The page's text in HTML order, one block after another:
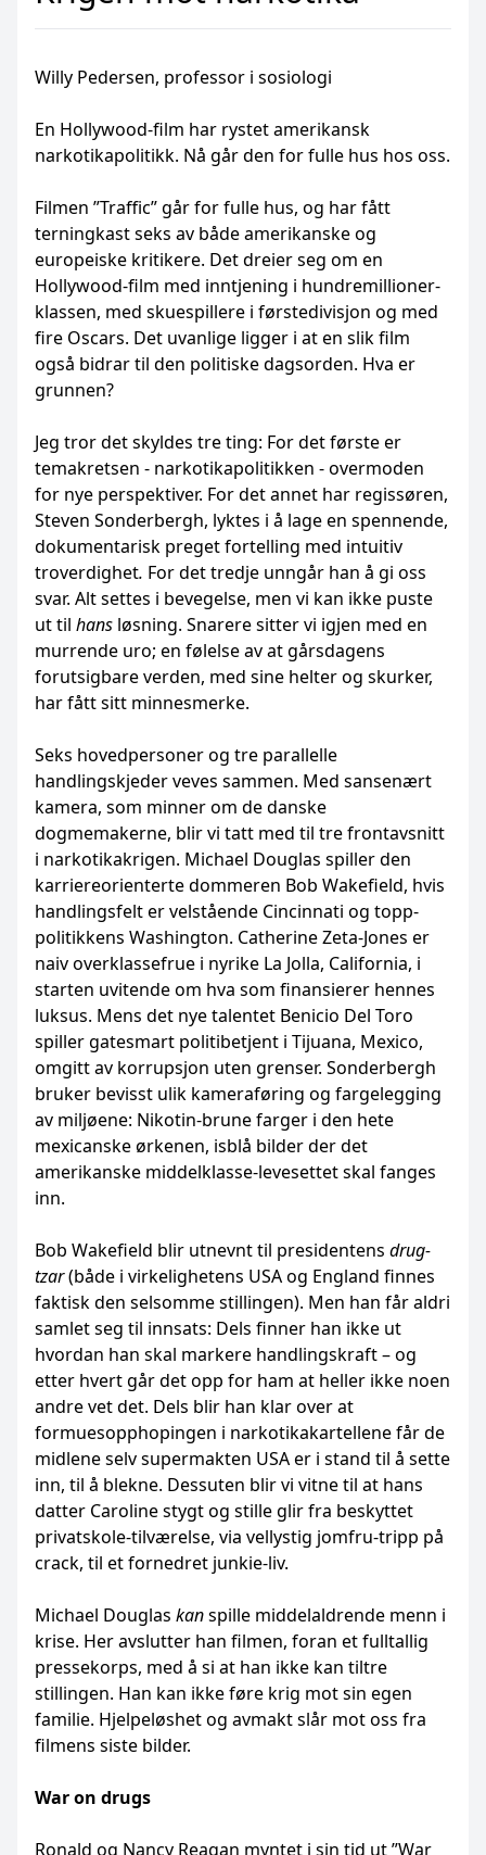
Willy Pedersen, professor i sosiologi
En Hollywood-film har rystet amerikansk
narkotikapolitikk. Nå går den for fulle hus hos oss.
Filmen ”Traffic” går for fulle hus, og har fått
terningkast seks av både amerikanske og
europeiske kritikere. Det dreier seg om en
Hollywood-film med inntjening i hundremillioner-
klassen, med skuespillere i førstedivisjon og med
fire Oscars. Det uvanlige ligger i at en slik film
også bidrar til den politiske dagsorden. Hva er
grunnen?
Jeg tror det skyldes tre ting: For det første er
temakretsen - narkotikapolitikken - overmoden
for nye perspektiver. For det annet har regissøren,
Steven Sonderbergh, lyktes i å lage en spennende,
dokumentarisk preget fortelling med intuitiv
troverdighet. For det tredje unngår han å gi oss
svar. Alt settes i bevegelse, men vi kan ikke puste
ut til hans løsning. Snarere sitter vi igjen med en
murrende uro; en følelse av at gårsdagens
forutsigbare verden, med sine helter og skurker,
har fått sitt minnesmerke.
Seks hovedpersoner og tre parallelle
handlingskjeder veves sammen. Med sansenært
kamera, som minner om de danske
dogmemakerne, blir vi tatt med til tre frontavsnitt
i narkotikakrigen. Michael Douglas spiller den
karriereorienterte dommeren Bob Wakefield, hvis
handlingsfelt er velstående Cincinnati og topp-
politikkens Washington. Catherine Zeta-Jones er
naiv overklassefrue i nyrike La Jolla, California, i
starten uvitende om hva som finansierer hennes
luksus. Mens det nye talentet Benicio Del Toro
spiller gatesmart politibetjent i Tijuana, Mexico,
omgitt av korrupsjon uten grenser. Sonderbergh
bruker bevisst ulik kameraføring og fargelegging
av miljøene: Nikotin-brune farger i den hete
mexicanske ørkenen, isblå bilder der det
amerikanske middelklasse-levesettet skal fanges
inn.
Bob Wakefield blir utnevnt til presidentens drug-
tzar(både i virkelighetens USA og England finnes
faktisk den selsomme stillingen). Men han får aldri
samlet seg til innsats: Dels finner han ikke ut
hvordan han skal markere handlingskraft – og
etter hvert går det opp for ham at heller ikke noen
andre vet det. Dels blir han klar over at
formuesopphopingen i narkotikakartellene får de
midlene selv supermakten USA er i stand til å sette
inn, til å blekne. Dessuten blir vi vitne til at hans
datter Caroline stygt og stille glir fra beskyttet
privatskole-tilværelse, via vellystig jomfru-tripp på
crack, til et fornedret junkie-liv.
Michael Douglas kanspille middelaldrende menn i
krise. Her avslutter han filmen, foran et fulltallig
pressekorps, med å si at han ikke kan tiltre
stillingen. Han kan ikke føre krig mot sin egen
familie. Hjelpeløshet og avmakt slår mot oss fra
filmens siste bilder.
War on drugs
Ronald og Nancy Reagan myntet i sin tid ut ”War